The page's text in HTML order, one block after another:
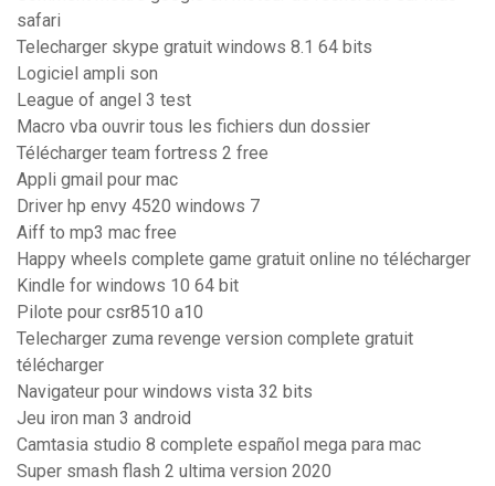
safari
Telecharger skype gratuit windows 8.1 64 bits
Logiciel ampli son
League of angel 3 test
Macro vba ouvrir tous les fichiers dun dossier
Télécharger team fortress 2 free
Appli gmail pour mac
Driver hp envy 4520 windows 7
Aiff to mp3 mac free
Happy wheels complete game gratuit online no télécharger
Kindle for windows 10 64 bit
Pilote pour csr8510 a10
Telecharger zuma revenge version complete gratuit
télécharger
Navigateur pour windows vista 32 bits
Jeu iron man 3 android
Camtasia studio 8 complete español mega para mac
Super smash flash 2 ultima version 2020